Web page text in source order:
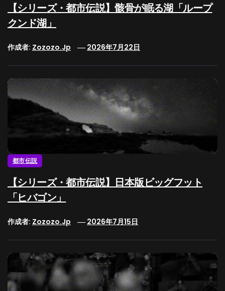
【シリーズ・都市伝説】骸骨が眠る湖「ループ
クンド湖」
作成者: Zozozo.jp 2026年7月22日
都市伝説
【シリーズ・都市伝説】日本版ビッグフット
「ヒバゴン」
作成者: Zozozo.jp 2026年7月15日